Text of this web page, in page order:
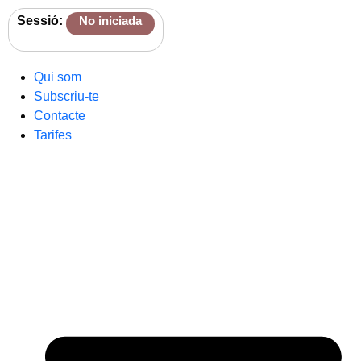
Sessió: No iniciada
Qui som
Subscriu-te
Contacte
Tarifes